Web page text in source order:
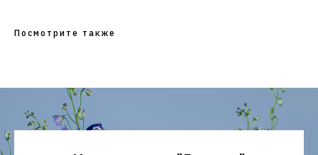
Посмотрите также